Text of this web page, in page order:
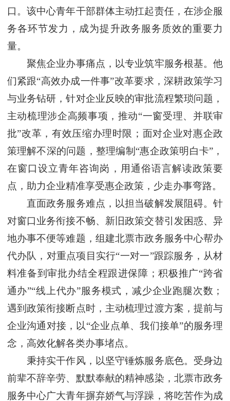
口。该中心青年干部群体主动扛起责任，在涉企服
务各环节发力，成为提升政务服务质效的重要力
量。
聚焦企业办事痛点，以专业筑牢服务根基。他
们紧跟“高效办成一件事”改革要求，深耕政策学习
与业务钻研，针对企业反映的审批流程繁琐问题，
主动梳理涉企高频事项，推动“一窗受理、并联审
批”改革，有效压缩办理时限；面对企业对惠企政
策理解不深的问题，整理编制“惠企政策明白卡”，
在窗口设立青年咨询岗，用通俗语言解读政策要
点，助力企业精准享受惠企政策，少走办事弯路。
直面政务服务难点，以担当破解发展阻碍。针
对窗口业务衔接不畅、新旧政策交替引发困惑、异
地办事不便等难题，组建北票市政务服务中心帮办
代办队，对重点项目实行“一对一”跟踪服务，从材
料准备到审批办结全程跟进保障；积极推广“跨省
通办”“线上代办”服务模式，减少企业跑腿次数；
遇到政策衔接断点时，主动梳理过渡方案，提前与
企业沟通对接，以“企业点单、我们接单”的服务理
念，高效化解各类办事堵点。
秉持实干作风，以坚守锤炼服务底色。受身边
前辈不辞辛劳、默默奉献的精神感染，北票市政务
服务中心广大青年摒弃娇气与浮躁，将吃苦作为成